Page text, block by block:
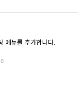
메뉴를 추가합니다.